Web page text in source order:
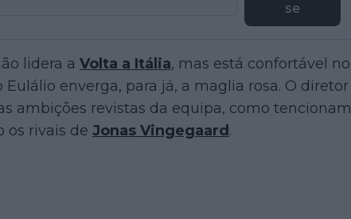
se
lidera a Volta a Itália, mas está confortável no
enverga, para já, a maglia rosa. O diretor
ambições revistas da equipa, como tencionam
os rivais de Jonas Vingegaard .